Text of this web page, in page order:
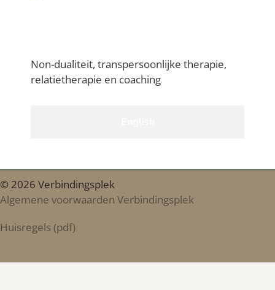
Non-dualiteit, transpersoonlijke therapie,
relatietherapie en coaching
© 2026 Verbindingsplek
Algemene voorwaarden Verbindingsplek
Huisregels (pdf)